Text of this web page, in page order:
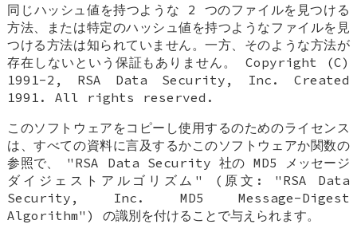
同じハッシュ値を持つような 2 つのファイルを見つける
方法、または特定のハッシュ値を持つようなファイルを見
つける方法は知られていません。一方、そのような方法が
存在しないという保証もありません。 Copyright (C)
1991-2, RSA Data Security, Inc. Created
1991. All rights reserved.
このソフトウェアをコピーし使用するのためのライセンス
は、すべての資料に言及するかこのソフトウェアか関数の
参照で、 "RSA Data Security 社の MD5 メッセージ
ダイジェストアルゴリズム" (原文: "RSA Data
Security, Inc. MD5 Message-Digest
Algorithm") の識別を付けることで与えられます。